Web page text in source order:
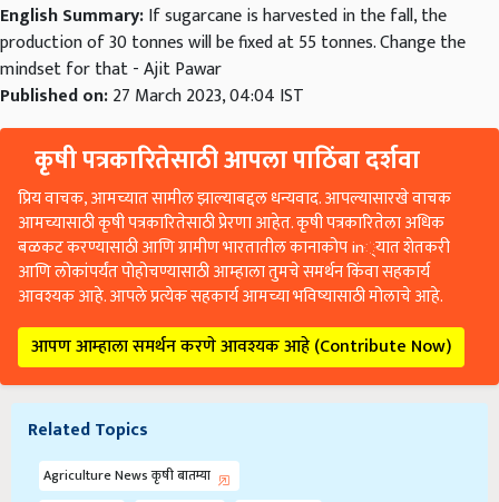
English Summary:If sugarcane is harvested in the fall, the
production of 30 tonnes will be fixed at 55 tonnes. Change the
mindset for that - Ajit Pawar
Published on:27 March 2023, 04:04 IST
कृषी पत्रकारितेसाठी आपला पाठिंबा दर्शवा
प्रिय वाचक, आमच्यात सामील झाल्याबद्दल धन्यवाद. आपल्यासारखे वाचक
आमच्यासाठी कृषी पत्रकारितेसाठी प्रेरणा आहेत. कृषी पत्रकारितेला अधिक
बळकट करण्यासाठी आणि ग्रामीण भारतातील कानाकोप in्यात शेतकरी
आणि लोकांपर्यंत पोहोचण्यासाठी आम्हाला तुमचे समर्थन किंवा सहकार्य
आवश्यक आहे. आपले प्रत्येक सहकार्य आमच्या भविष्यासाठी मोलाचे आहे.
आपण आम्हाला समर्थन करणे आवश्यक आहे (Contribute Now)
Related Topics
Agriculture News कृषी बातम्या